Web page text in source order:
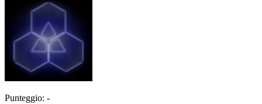
Punteggio: -